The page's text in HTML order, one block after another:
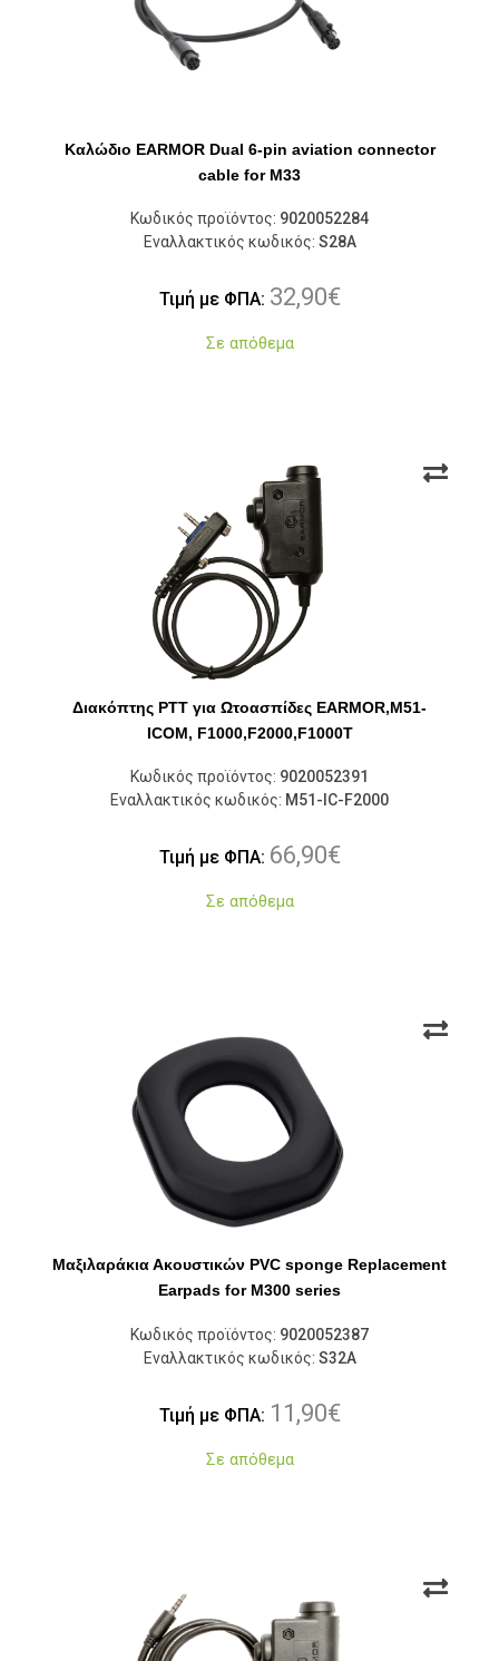
Καλώδιο EARMOR Dual 6-pin aviation connector
cable for M33
Κωδικός προϊόντος: 9020052284
Εναλλακτικός κωδικός: S28A
Τιμή με ΦΠΑ: 32,90€
Σε απόθεμα
Διακόπτης PTT για Ωτοασπίδες EARMOR,M51-
ICOM, F1000,F2000,F1000T
Κωδικός προϊόντος: 9020052391
Εναλλακτικός κωδικός: M51-IC-F2000
Τιμή με ΦΠΑ: 66,90€
Σε απόθεμα
Μαξιλαράκια Ακουστικών PVC sponge Replacement
Earpads for M300 series
Κωδικός προϊόντος: 9020052387
Εναλλακτικός κωδικός: S32A
Τιμή με ΦΠΑ: 11,90€
Σε απόθεμα